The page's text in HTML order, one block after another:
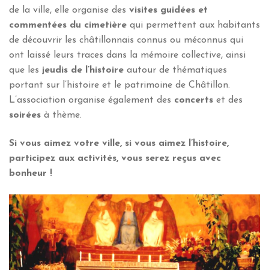
de la ville, elle organise des visites guidées et
commentées du cimetière qui permettent aux habitants
de découvrir les châtillonnais connus ou méconnus qui
ont laissé leurs traces dans la mémoire collective, ainsi
que les jeudis de l’histoire autour de thématiques
portant sur l’histoire et le patrimoine de Châtillon.
L’association organise également des concerts et des
soirées à thème.
Si vous aimez votre ville, si vous aimez l’histoire,
participez aux activités, vous serez reçus avec
bonheur !